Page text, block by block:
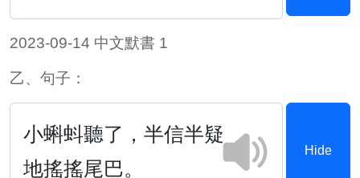
2023-09-14 中文默書 1
乙、句子：
小蝌蚪聽了，半信半疑
地搖搖尾巴。
Hide